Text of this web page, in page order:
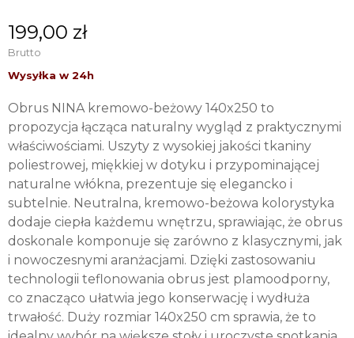
199,00 zł
Brutto
Obrus NINA kremowo-beżowy 140x250 to
propozycja łącząca naturalny wygląd z praktycznymi
właściwościami. Uszyty z wysokiej jakości tkaniny
poliestrowej, miękkiej w dotyku i przypominającej
naturalne włókna, prezentuje się elegancko i
subtelnie. Neutralna, kremowo-beżowa kolorystyka
dodaje ciepła każdemu wnętrzu, sprawiając, że obrus
doskonale komponuje się zarówno z klasycznymi, jak
i nowoczesnymi aranżacjami. Dzięki zastosowaniu
technologii teflonowania obrus jest plamoodporny,
co znacząco ułatwia jego konserwację i wydłuża
trwałość. Duży rozmiar 140x250 cm sprawia, że to